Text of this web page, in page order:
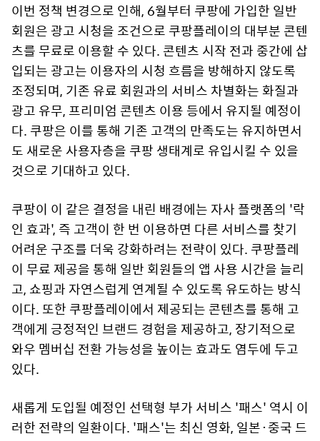
이번 정책 변경으로 인해, 6월부터 쿠팡에 가입한 일반
회원은 광고 시청을 조건으로 쿠팡플레이의 대부분 콘텐
츠를 무료로 이용할 수 있다. 콘텐츠 시작 전과 중간에 삽
입되는 광고는 이용자의 시청 흐름을 방해하지 않도록
조정되며, 기존 유료 회원과의 서비스 차별화는 화질과
광고 유무, 프리미엄 콘텐츠 이용 등에서 유지될 예정이
다. 쿠팡은 이를 통해 기존 고객의 만족도는 유지하면서
도 새로운 사용자층을 쿠팡 생태계로 유입시킬 수 있을
것으로 기대하고 있다.
쿠팡이 이 같은 결정을 내린 배경에는 자사 플랫폼의 '락
인 효과', 즉 고객이 한 번 이용하면 다른 서비스를 찾기
어려운 구조를 더욱 강화하려는 전략이 있다. 쿠팡플레
이 무료 제공을 통해 일반 회원들의 앱 사용 시간을 늘리
고, 쇼핑과 자연스럽게 연계될 수 있도록 유도하는 방식
이다. 또한 쿠팡플레이에서 제공되는 콘텐츠를 통해 고
객에게 긍정적인 브랜드 경험을 제공하고, 장기적으로
와우 멤버십 전환 가능성을 높이는 효과도 염두에 두고
있다.
새롭게 도입될 예정인 선택형 부가 서비스 '패스' 역시 이
러한 전략의 일환이다. '패스'는 최신 영화, 일본·중국 드